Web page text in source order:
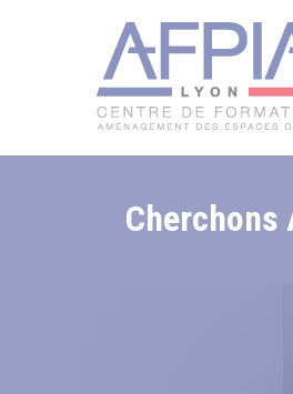
Cherchons